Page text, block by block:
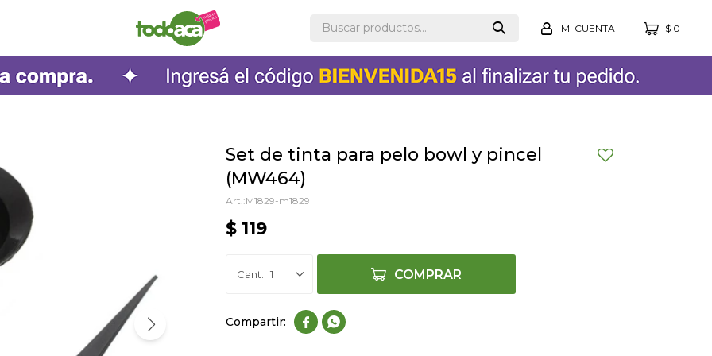
$ 0
Set de tinta para pelo bowl y pincel
(MW464)
M1829-m1829
$ 119
1 COMPRAR
 